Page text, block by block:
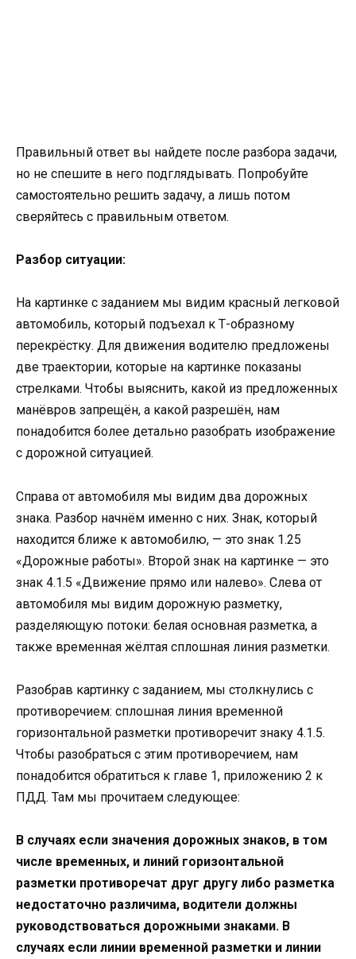
Правильный ответ вы найдете после разбора задачи,
но не спешите в него подглядывать. Попробуйте
самостоятельно решить задачу, а лишь потом
сверяйтесь с правильным ответом.
Разбор ситуации:
На картинке с заданием мы видим красный легковой
автомобиль, который подъехал к Т-образному
перекрёстку. Для движения водителю предложены
две траектории, которые на картинке показаны
стрелками. Чтобы выяснить, какой из предложенных
манёвров запрещён, а какой разрешён, нам
понадобится более детально разобрать изображение
с дорожной ситуацией.
Справа от автомобиля мы видим два дорожных
знака. Разбор начнём именно с них. Знак, который
находится ближе к автомобилю, — это знак 1.25
«Дорожные работы». Второй знак на картинке — это
знак 4.1.5 «Движение прямо или налево». Слева от
автомобиля мы видим дорожную разметку,
разделяющую потоки: белая основная разметка, а
также временная жёлтая сплошная линия разметки.
Разобрав картинку с заданием, мы столкнулись с
противоречием: сплошная линия временной
горизонтальной разметки противоречит знаку 4.1.5.
Чтобы разобраться с этим противоречием, нам
понадобится обратиться к главе 1, приложению 2 к
ПДД. Там мы прочитаем следующее:
В случаях если значения дорожных знаков, в том
числе временных, и линий горизонтальной
разметки противоречат друг другу либо разметка
недостаточно различима, водители должны
руководствоваться дорожными знаками. В
случаях если линии временной разметки и линии